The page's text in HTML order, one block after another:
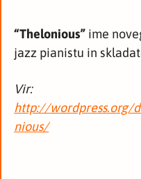
“Thelonious” ime
jazz pianistu in
Vir:
http://wordpress.org/
nious/